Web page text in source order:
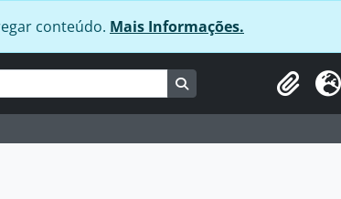
conteúdo. Mais Informações.
Search in browse page
Clipboard
Taal